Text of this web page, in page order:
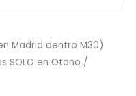
Madrid dentro M30)
SOLO en Otoño /